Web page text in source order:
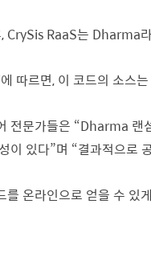
CrySis RaaS는 Dharma
따르면, 이 코드의 소스
전문가들은 “Dharma 랜
이 있다”며 “결과적으로
를 온라인으로 얻을 수 있